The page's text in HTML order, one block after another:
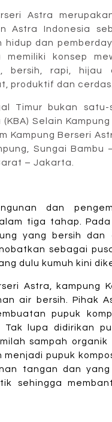
Astra
Astra Indonesia
dan
konsep
bersih, rapi,
produktif dan
Timur bukan
Selain
Kampung Berseri
Sungai
– Jakarta.
dan
tiga tahap.
yang bersih dan
sebagai
dulu kumuh kini
Astra, kampung
air bersih. Pihak
pupuk
Tak lupa didirikan
sampah
menjadi pupuk
tangan dan
sehingga